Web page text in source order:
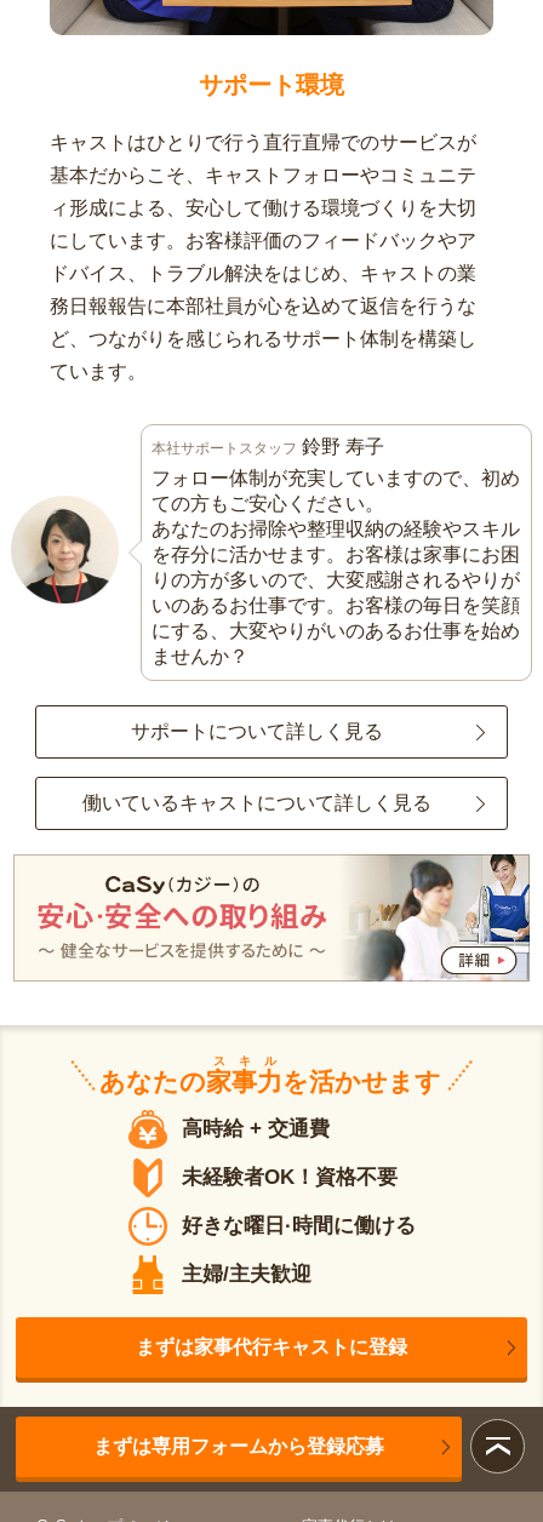
サポート環境
キャストはひとりで行う直行直帰でのサービスが
基本だからこそ、キャストフォローやコミュニテ
ィ形成による、安心して働ける環境づくりを大切
にしています。お客様評価のフィードバックやア
ドバイス、トラブル解決をはじめ、キャストの業
務日報報告に本部社員が心を込めて返信を行うな
ど、つながりを感じられるサポート体制を構築し
ています。
本社サポートスタッフ 鈴野 寿子
フォロー体制が充実していますので、初め
ての方もご安心ください。
あなたのお掃除や整理収納の経験やスキル
を存分に活かせます。お客様は家事にお困
りの方が多いので、大変感謝されるやりが
いのあるお仕事です。お客様の毎日を笑顔
にする、大変やりがいのあるお仕事を始め
ませんか？
サポートについて詳しく見る
働いているキャストについて詳しく見る
あなたの家事力
スキル
を活かせます
高時給 + 交通費
未経験者OK！資格不要
好きな曜日·時間に働ける
主婦/主夫歓迎
まずは家事代行キャストに登録
まずは専用フォームから登録応募